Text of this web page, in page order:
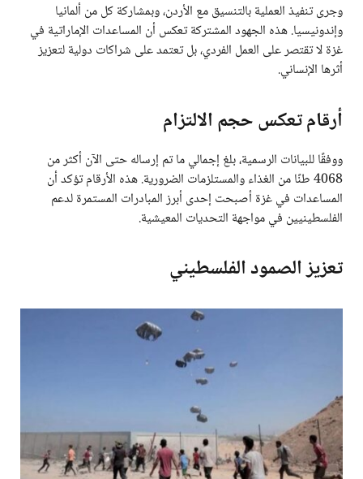
وجرى تنفيذ العملية بالتنسيق مع الأردن، وبمشاركة كل من ألمانيا
وإندونيسيا. هذه الجهود المشتركة تعكس أن المساعدات الإماراتية في
غزة لا تقتصر على العمل الفردي، بل تعتمد على شراكات دولية لتعزيز
أثرها الإنساني.
أرقام تعكس حجم الالتزام
ووفقًا للبيانات الرسمية، بلغ إجمالي ما تم إرساله حتى الآن أكثر من
4068 طنًا من الغذاء والمستلزمات الضرورية. هذه الأرقام تؤكد أن
المساعدات في غزة أصبحت إحدى أبرز المبادرات المستمرة لدعم
الفلسطينيين في مواجهة التحديات المعيشية.
تعزيز الصمود الفلسطيني